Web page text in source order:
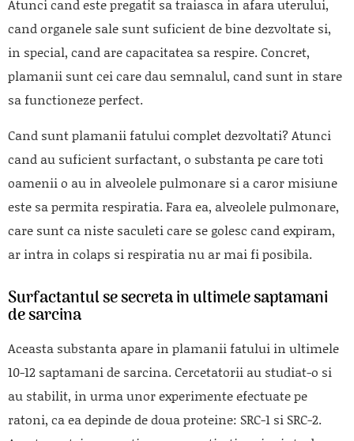
Atunci cand este pregatit sa traiasca in afara uterului,
cand organele sale sunt suficient de bine dezvoltate si,
in special, cand are capacitatea sa respire. Concret,
plamanii sunt cei care dau semnalul, cand sunt in stare
sa functioneze perfect.
Cand sunt plamanii fatului complet dezvoltati? Atunci
cand au suficient surfactant, o substanta pe care toti
oamenii o au in alveolele pulmonare si a caror misiune
este sa permita respiratia. Fara ea, alveolele pulmonare,
care sunt ca niste saculeti care se golesc cand expiram,
ar intra in colaps si respiratia nu ar mai fi posibila.
Surfactantul se secreta in ultimele saptamani
de sarcina
Aceasta substanta apare in plamanii fatului in ultimele
10-12 saptamani de sarcina. Cercetatorii au studiat-o si
au stabilit, in urma unor experimente efectuate pe
ratoni, ca ea depinde de doua proteine: SRC-1 si SRC-2.